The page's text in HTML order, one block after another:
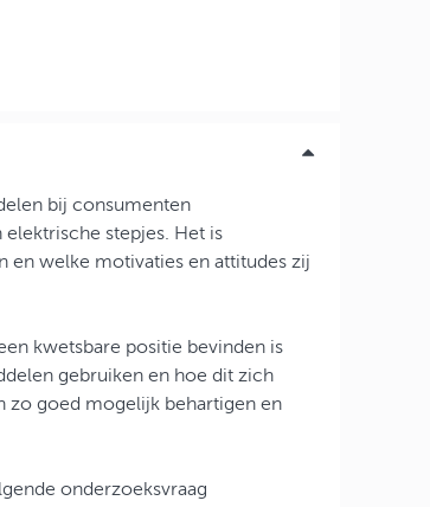
bij consumenten
stepjes. Het is
en welke motivaties en attitudes zij
kwetsbare positie bevinden is
gebruiken en hoe dit zich
zo goed mogelijk behartigen en
onderzoeksvraag